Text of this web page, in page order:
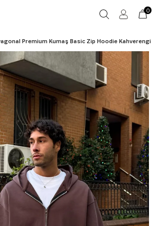
0
Premium Kumaş Basic Zip Hoodie Kahverengi